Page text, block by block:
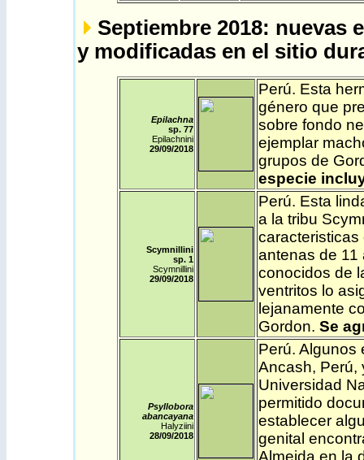
Septiembre 2018: nuevas
y modificadas en el sitio
Epilachna
sp. 77
Epilachnini
29/09/2018
Perú. Esta
género que
sobre fondo
ejemplar
grupos de
especie
Scymnillini
sp. 1
Scymnillini
29/09/2018
Perú. Esta
a la tribu
antenas de 11
conocidos de
ventritos lo
lejanamente
Gordon. Se
Psyllobora
abancayana
Halyziini
28/09/2018
Perú. Algunos
Ancash, Perú,
Universidad
permitido
establecer
genital
Almeida en la